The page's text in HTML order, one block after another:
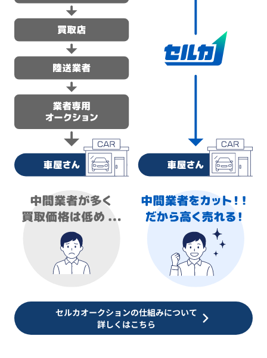
セルカオークションの仕組みについて
詳しくはこちら